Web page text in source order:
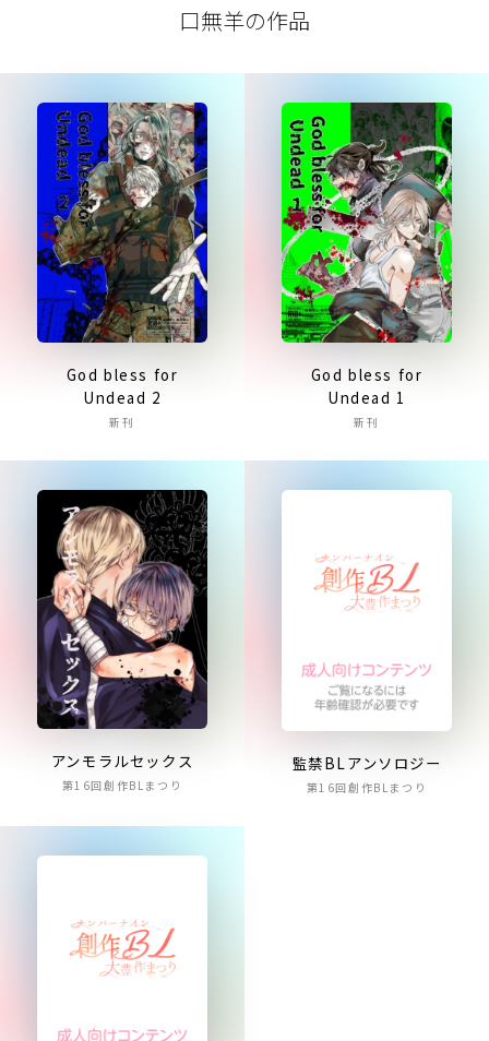
口無羊の作品
God bless for
Undead 2
新刊
God bless for
Undead 1
新刊
アンモラルセックス
第16回創作BLまつり
監禁BLアンソロジー
第16回創作BLまつり